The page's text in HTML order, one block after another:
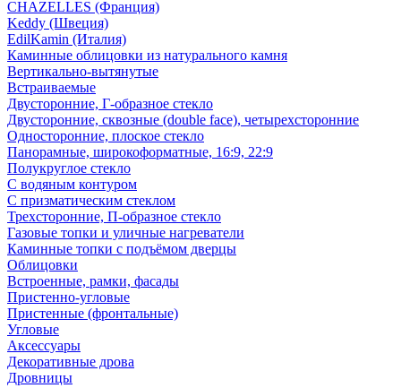
CHAZELLES (Франция)
Keddy (Швеция)
EdilKamin (Италия)
Каминные облицовки из натурального камня
Вертикально-вытянутые
Встраиваемые
Двусторонние, Г-образное стекло
Двусторонние, сквозные (double face), четырехсторонние
Односторонние, плоское стекло
Панорамные, широкоформатные, 16:9, 22:9
Полукруглое стекло
С водяным контуром
С призматическим стеклом
Трехсторонние, П-образное стекло
Газовые топки и уличные нагреватели
Каминные топки с подъёмом дверцы
Облицовки
Встроенные, рамки, фасады
Пристенно-угловые
Пристенные (фронтальные)
Угловые
Аксессуары
Декоративные дрова
Дровницы